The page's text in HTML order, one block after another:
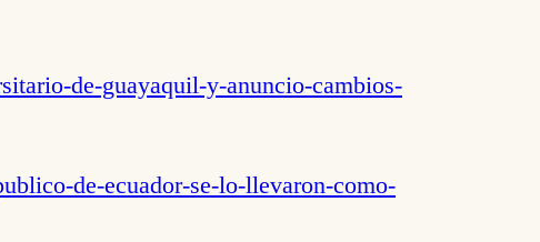
de-guayaquil-y-anuncio-cambios-
de-ecuador-se-lo-llevaron-como-